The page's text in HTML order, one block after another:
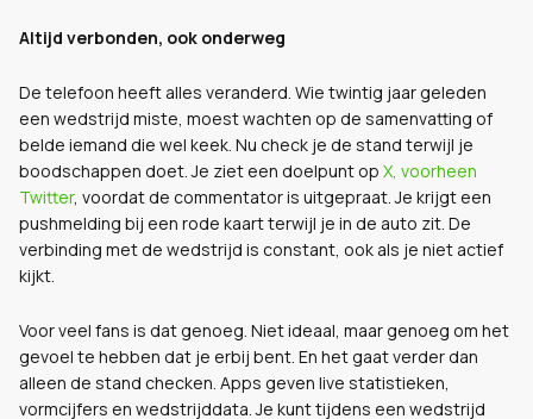
Altijd verbonden, ook onderweg
De telefoon heeft alles veranderd. Wie twintig jaar geleden
een wedstrijd miste, moest wachten op de samenvatting of
belde iemand die wel keek. Nu check je de stand terwijl je
boodschappen doet. Je ziet een doelpunt op X, voorheen
Twitter, voordat de commentator is uitgepraat. Je krijgt een
pushmelding bij een rode kaart terwijl je in de auto zit. De
verbinding met de wedstrijd is constant, ook als je niet actief
kijkt.
Voor veel fans is dat genoeg. Niet ideaal, maar genoeg om het
gevoel te hebben dat je erbij bent. En het gaat verder dan
alleen de stand checken. Apps geven live statistieken,
vormcijfers en wedstrijddata. Je kunt tijdens een wedstrijd